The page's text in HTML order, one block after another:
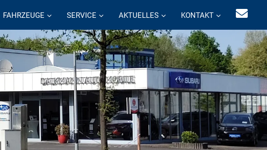
FAHRZEUGE SERVICE AKTUELLES KONTAKT